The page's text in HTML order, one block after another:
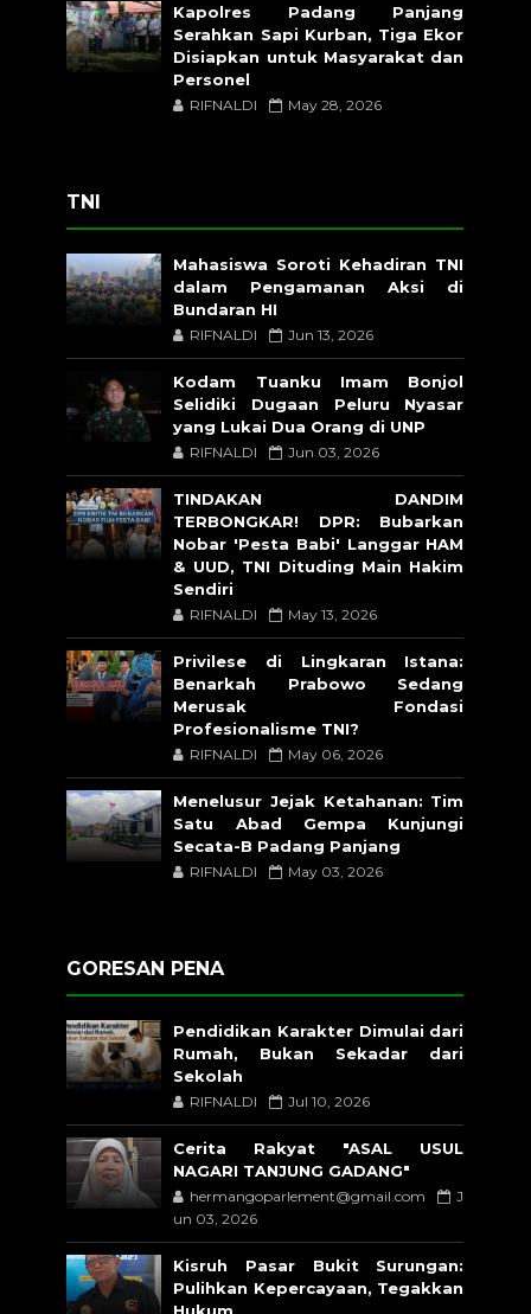
Kapolres Padang Panjang
Serahkan Sapi Kurban, Tiga Ekor
Disiapkan untuk Masyarakat dan
Personel
RIFNALDI May 28, 2026
TNI
Mahasiswa Soroti Kehadiran TNI
dalam Pengamanan Aksi di
Bundaran HI
RIFNALDI Jun 13, 2026
Kodam Tuanku Imam Bonjol
Selidiki Dugaan Peluru Nyasar
yang Lukai Dua Orang di UNP
RIFNALDI Jun 03, 2026
TINDAKAN DANDIM
TERBONGKAR! DPR: Bubarkan
Nobar 'Pesta Babi' Langgar HAM
& UUD, TNI Dituding Main Hakim
Sendiri
RIFNALDI May 13, 2026
Privilese di Lingkaran Istana:
Benarkah Prabowo Sedang
Merusak Fondasi
Profesionalisme TNI?
RIFNALDI May 06, 2026
Menelusur Jejak Ketahanan: Tim
Satu Abad Gempa Kunjungi
Secata-B Padang Panjang
RIFNALDI May 03, 2026
GORESAN PENA
Pendidikan Karakter Dimulai dari
Rumah, Bukan Sekadar dari
Sekolah
RIFNALDI Jul 10, 2026
Cerita Rakyat "ASAL USUL
NAGARI TANJUNG GADANG"
hermangoparlement@gmail.com
J
un 03, 2026
Kisruh Pasar Bukit Surungan:
Pulihkan Kepercayaan, Tegakkan
Hukum